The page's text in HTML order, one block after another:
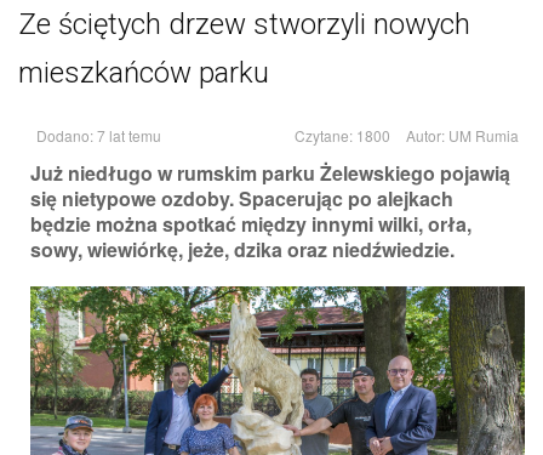
Ze ściętych drzew stworzyli nowych
mieszkańców parku
Dodano: 7 lat temu Czytane: 1800 Autor: UM Rumia
Już niedługo w rumskim parku Żelewskiego pojawią
się nietypowe ozdoby. Spacerując po alejkach
będzie można spotkać między innymi wilki, orła,
sowy, wiewiórkę, jeże, dzika oraz niedźwiedzie.